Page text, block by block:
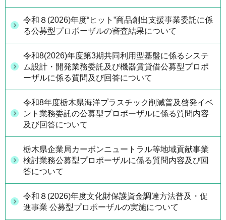
令和８(2026)年度“ヒット”商品創出支援事業委託に係
る公募型プロポーザルの審査結果について
令和8(2026)年度第3期共同利用型基盤に係るシステ
ム設計・開発業務委託及び機器賃貸借公募型プロポ
ーザルに係る質問及び回答について
令和8年度栃木県海洋プラスチック削減普及啓発イベ
ント業務委託の公募型プロポーザルに係る質問内容
及び回答について
栃木県企業局カーボンニュートラル等地域貢献事業
検討業務公募型プロポーザルに係る質問内容及び回
答について
令和８(2026)年度文化財保護資金調達方法普及・促
進事業 公募型プロポーザルの実施について